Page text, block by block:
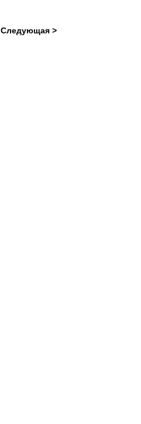
Следующая >